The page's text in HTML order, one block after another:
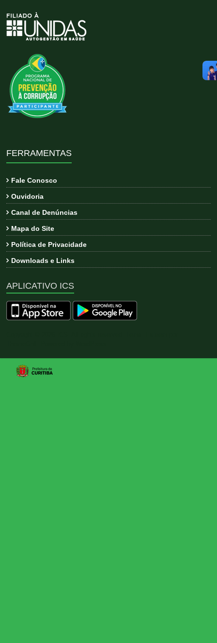
FERRAMENTAS
Fale Conosco
Ouvidoria
Canal de Denúncias
Mapa do Site
Política de Privacidade
Downloads e Links
APLICATIVO ICS